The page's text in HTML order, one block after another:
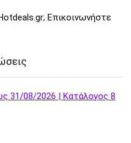
Επικοινωνήστε
31/08/2026 | Κατάλογος 8